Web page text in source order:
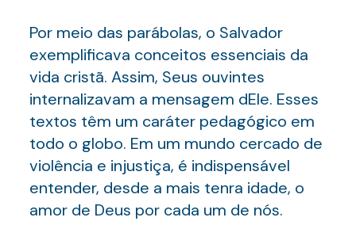
Por meio das parábolas, o Salvador
exemplificava conceitos essenciais da
vida cristã. Assim, Seus ouvintes
internalizavam a mensagem dEle. Esses
textos têm um caráter pedagógico em
todo o globo. Em um mundo cercado de
violência e injustiça, é indispensável
entender, desde a mais tenra idade, o
amor de Deus por cada um de nós.